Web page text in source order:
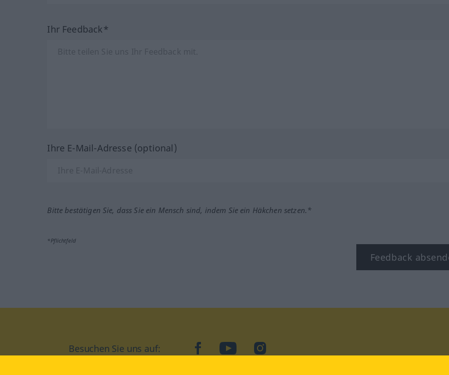
Ihr Feedback*
Ihre E-Mail-Adresse (optional)
Bitte bestätigen Sie, dass Sie ein Mensch sind, indem Sie ein Häkchen setzen.*
*Pflichtfeld
Feedback
Besuchen Sie uns auf: facebookYouTubeInstagram